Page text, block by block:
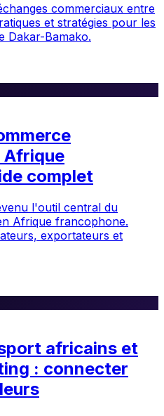
commerciaux entre
et stratégies pour les
Dakar-Bamako.
complet
l'outil central du
Afrique francophone.
exportateurs et
africains et
: connecter